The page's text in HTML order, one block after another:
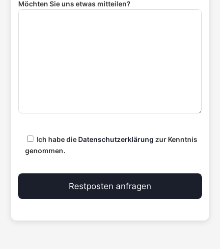
Möchten Sie uns etwas mitteilen?
Ich habe die Datenschutzerklärung zur Kenntnis
genommen.